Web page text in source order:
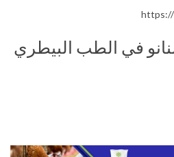
https://
في الطب البيطري